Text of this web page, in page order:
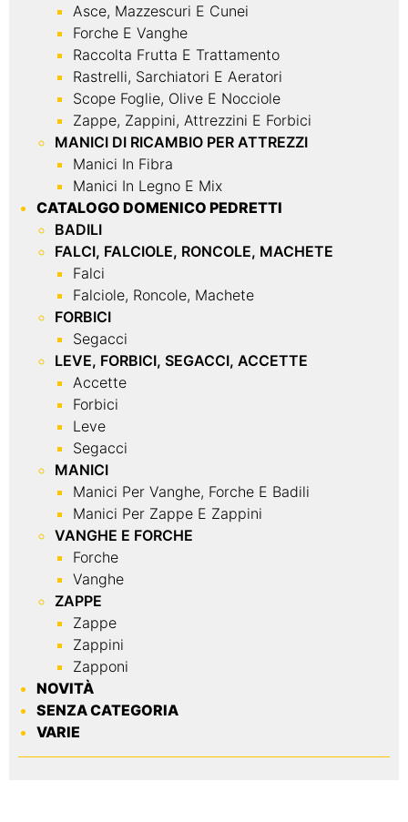
Asce, Mazzescuri E Cunei
Forche E Vanghe
Raccolta Frutta E Trattamento
Rastrelli, Sarchiatori E Aeratori
Scope Foglie, Olive E Nocciole
Zappe, Zappini, Attrezzini E Forbici
MANICI DI RICAMBIO PER ATTREZZI
Manici In Fibra
Manici In Legno E Mix
CATALOGO DOMENICO PEDRETTI
BADILI
FALCI, FALCIOLE, RONCOLE, MACHETE
Falci
Falciole, Roncole, Machete
FORBICI
Segacci
LEVE, FORBICI, SEGACCI, ACCETTE
Accette
Forbici
Leve
Segacci
MANICI
Manici Per Vanghe, Forche E Badili
Manici Per Zappe E Zappini
VANGHE E FORCHE
Forche
Vanghe
ZAPPE
Zappe
Zappini
Zapponi
NOVITÀ
SENZA CATEGORIA
VARIE